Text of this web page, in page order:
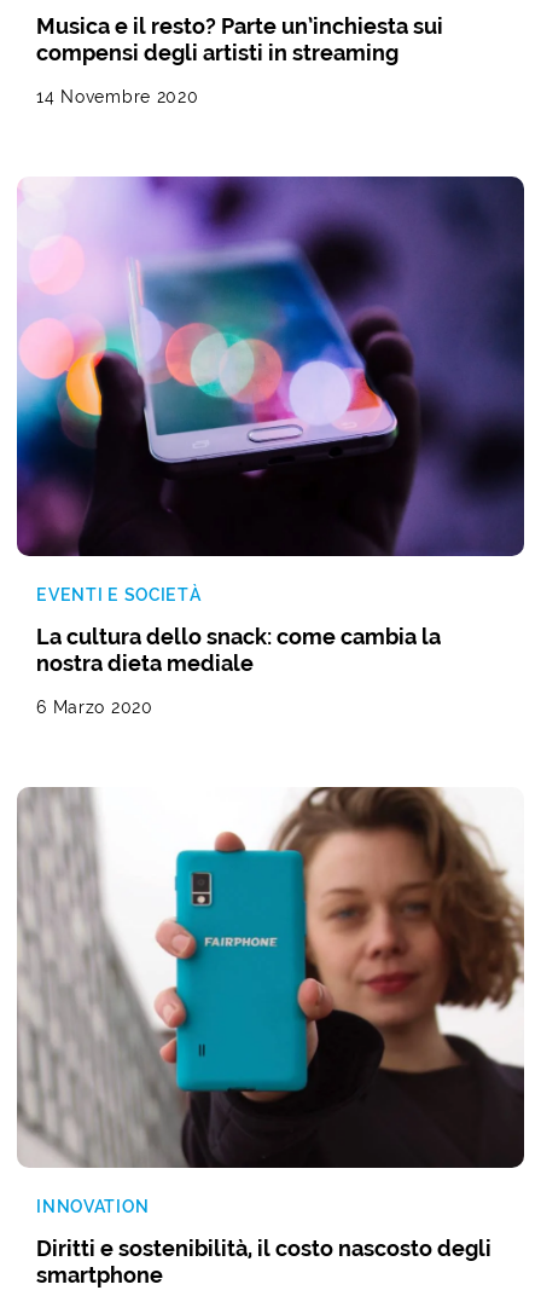
Musica e il resto? Parte un’inchiesta sui
compensi degli artisti in streaming
14 Novembre 2020
EVENTI E SOCIETÀ
La cultura dello snack: come cambia la
nostra dieta mediale
6 Marzo 2020
INNOVATION
Diritti e sostenibilità, il costo nascosto degli
smartphone